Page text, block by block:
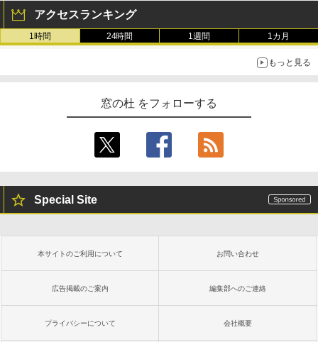
アクセスランキング
1時間 24時間 1週間 1カ月
もっと見る
窓の杜 をフォローする
Special Site
本サイトのご利用について お問い合わせ
広告掲載のご案内 編集部へのご連絡
プライバシーについて 会社概要